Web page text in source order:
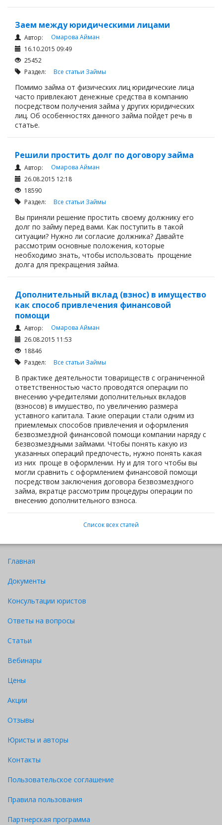
Заем между юридическими лицами
Автор:
Омарова Айман
16.10.2015 09:49
25452
Раздел: Все статьи Займы
Помимо займа от физических лиц юридические лица
часто привлекают денежные средства в компанию
посредством получения займа у других юридических
лиц. Об особенностях данного займа пойдет речь в
статье.
Решили простить долг по договору займа
Автор:
Омарова Айман
26.08.2015 12:18
18590
Раздел: Все статьи Займы
Вы приняли решение простить своему должнику его
долг по займу перед вами. Как поступить в такой
ситуации? Нужно ли согласие должника? Давайте
рассмотрим основные положения, которые
необходимо знать, чтобы использовать прощение
долга для прекращения займа.
Дополнительный вклад (взнос) в имущество
как способ привлечения финансовой
помощи
Автор:
Омарова Айман
26.08.2015 11:53
18846
Раздел: Все статьи Займы
В практике деятельности товариществ с ограниченной
ответственностью часто проводятся операции по
внесению учредителями дополнительных вкладов
(взносов) в имушество, по увеличению размера
уставного капитала. Такие операции стали одним из
приемлемых способов привлечения и оформления
безвозмездной финансовой помощи компании наряду с
безвозмездными займами. Чтобы понять какую из
указанных операций предпочесть, нужно понять какая
из них проще в оформлении. Ну и для того чтобы вы
могли сравнить с оформлением финансовой помощи
посредством заключения договора безвозмездного
займа, вкратце рассмотрим процедуры операции по
внесению дополнительного взноса.
Список всех статей
Главная
Документы
Консультации юристов
Ответы на вопросы
Статьи
Вебинары
Цены
Акции
Отзывы
Юристы и авторы
Контакты
Пользовательское соглашение
Правила пользования
Партнерская программа